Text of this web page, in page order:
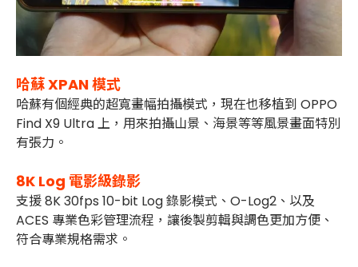
哈蘇 XPAN 模式
哈蘇有個經典的超寬畫幅拍攝模式，現在也移植到 OPPO
Find X9 Ultra 上，用來拍攝山景、海景等等風景畫面特別
有張力。
8K Log 電影級錄影
支援 8K 30fps 10-bit Log 錄影模式、O-Log2、以及
ACES 專業色彩管理流程，讓後製剪輯與調色更加方便、
符合專業規格需求。